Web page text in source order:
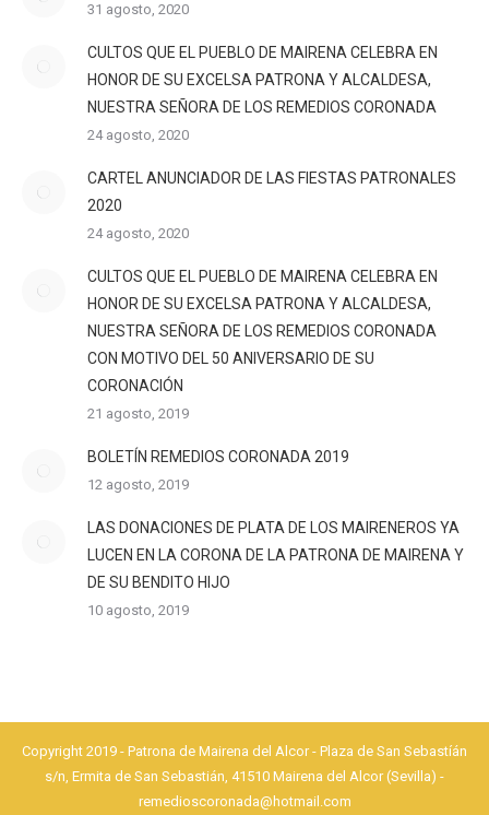
31 agosto, 2020
CULTOS QUE EL PUEBLO DE MAIRENA CELEBRA EN
HONOR DE SU EXCELSA PATRONA Y ALCALDESA,
NUESTRA SEÑORA DE LOS REMEDIOS CORONADA
24 agosto, 2020
CARTEL ANUNCIADOR DE LAS FIESTAS PATRONALES
2020
24 agosto, 2020
CULTOS QUE EL PUEBLO DE MAIRENA CELEBRA EN
HONOR DE SU EXCELSA PATRONA Y ALCALDESA,
NUESTRA SEÑORA DE LOS REMEDIOS CORONADA
CON MOTIVO DEL 50 ANIVERSARIO DE SU
CORONACIÓN
21 agosto, 2019
BOLETÍN REMEDIOS CORONADA 2019
12 agosto, 2019
LAS DONACIONES DE PLATA DE LOS MAIRENEROS YA
LUCEN EN LA CORONA DE LA PATRONA DE MAIRENA Y
DE SU BENDITO HIJO
10 agosto, 2019
Copyright 2019 - Patrona de Mairena del Alcor - Plaza de San Sebastíán
s/n, Ermita de San Sebastián, 41510 Mairena del Alcor (Sevilla) -
remedioscoronada@hotmail.com